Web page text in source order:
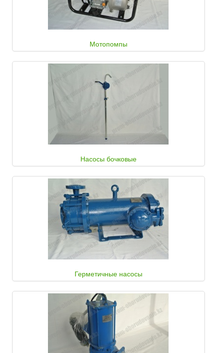
Мотопомпы
Насосы бочковые
Герметичные насосы